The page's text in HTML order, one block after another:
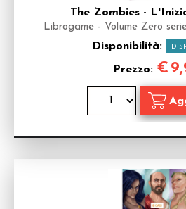
The Zombies -
Librogame - Volume Zero
Disponibilità:
Prezzo: €